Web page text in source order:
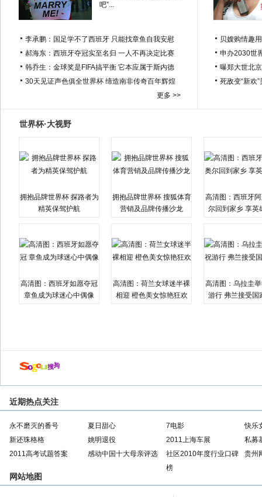
吧”...
李承鹏：国足学不了西班牙 只能找章鱼自我安慰
郝海东：西班牙夺冠实至名归 一人不再决定比赛
韩乔生：金球奖是FIFA搞平衡 它本应属于斯内德
30天见证声色俱全世界杯 缔造南非传奇百年辉煌
更多 >>
贝嫂购情趣
申办2030世
曝郑大世北
死敌变“新欢
世界杯·大视野
拥抱品牌世界杯 探路者为
精英保驾护航
拥抱品牌世界杯 搜狐体育
营销及品牌传播沙龙
高清图：西班牙
尔回到家乡 享英
高清图：西班牙如愿夺冠
章鱼成为球迷心中偶像
高清图：荷兰女球迷半裸
相迎 橙色美女惊艳狂欢
高清图：乌拉圭
游行 弗兰接受国
近期热点关注
永不磨灭的番号 夏日甜心 7电影
快乐
新还珠格格
姚明退役 2011上海车展
私募
2011高考试题答案
感动中国十大母亲评选
社区2010年度行业口碑
榜
贵州
网站地图